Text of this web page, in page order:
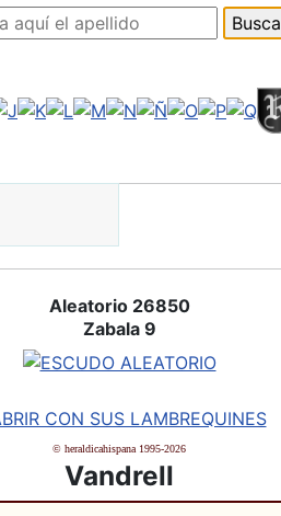
Aleatorio 26850
Zabala 9
© heraldicahispana 1995-2026
Vandrell